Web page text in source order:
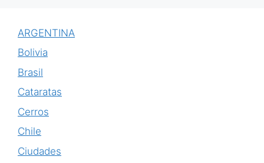
ARGENTINA
Bolivia
Brasil
Cataratas
Cerros
Chile
Ciudades